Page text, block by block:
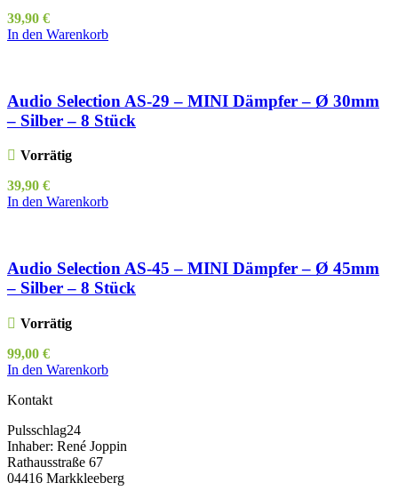
39,90 €
In den Warenkorb
Audio Selection AS-29 – MINI Dämpfer – Ø 30mm
– Silber – 8 Stück
Vorrätig
39,90 €
In den Warenkorb
Audio Selection AS-45 – MINI Dämpfer – Ø 45mm
– Silber – 8 Stück
Vorrätig
99,00 €
In den Warenkorb
Kontakt
Pulsschlag24
Inhaber: René Joppin
Rathausstraße 67
04416 Markkleeberg